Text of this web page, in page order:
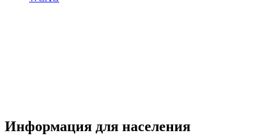
Информация для населения